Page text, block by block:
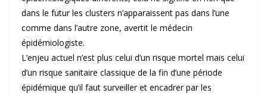
dans le futur les clusters n’apparaissent pas dans l’une
comme dans l’autre zone, avertit le médecin
épidémiologiste.
L’enjeu actuel n’est plus celui d’un risque mortel mais celui
d’un risque sanitaire classique de la fin d’une période
épidémique qu’il faut surveiller et encadrer par les